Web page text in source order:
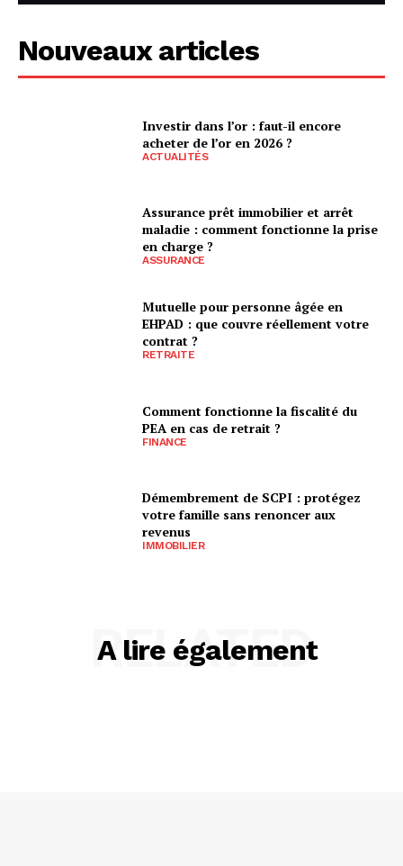
Nouveaux articles
Investir dans l’or : faut-il encore
acheter de l’or en 2026 ?
ACTUALITÉS
Assurance prêt immobilier et arrêt
maladie : comment fonctionne la prise
en charge ?
ASSURANCE
Mutuelle pour personne âgée en
EHPAD : que couvre réellement votre
contrat ?
RETRAITE
Comment fonctionne la fiscalité du
PEA en cas de retrait ?
FINANCE
Démembrement de SCPI : protégez
votre famille sans renoncer aux
revenus
IMMOBILIER
A lire également
RELATED